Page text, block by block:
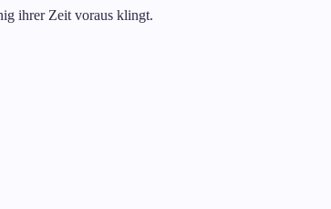
ihrer Zeit voraus klingt.